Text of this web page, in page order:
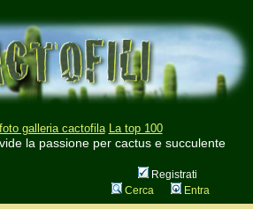
galleria cactofila La top 100
la passione per cactus e succulente
Registrati
Cerca Entra